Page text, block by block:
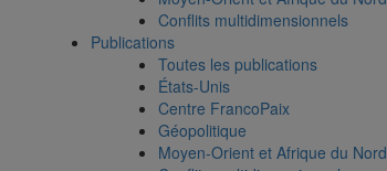
Conflits multidimensionnels
Publications
Toutes les publications
États-Unis
Centre FrancoPaix
Géopolitique
Moyen-Orient et Afrique du Nord